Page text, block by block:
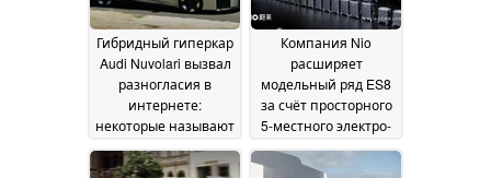
July 2026
2026
Гибридный гиперкар
Audi Nuvolari вызвал
разногласия в
интернете:
некоторые называют
Cybertruck»13 July 2026
Компания Nio
расширяет
модельный ряд ES8
за счёт просторного
5-местного электро-
12 July 2026